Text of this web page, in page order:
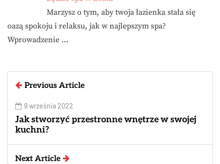
Marzysz o tym, aby twoja łazienka stała się
oazą spokoju i relaksu, jak w najlepszym spa?
Wprowadzenie …
Previous Article
9 września 2022
Jak stworzyć przestronne wnętrze w swojej
kuchni?
Next Article